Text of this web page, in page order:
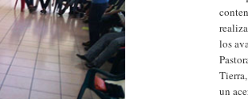
los
un